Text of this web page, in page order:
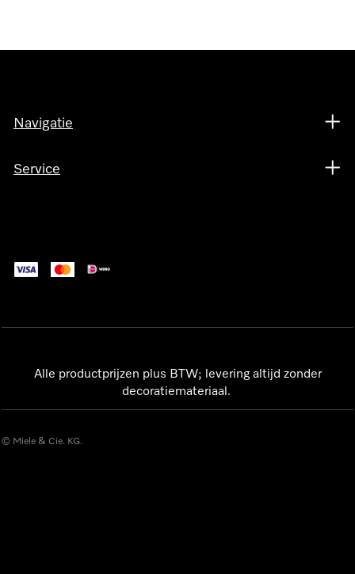
Navigatie
Service
Alle productprijzen plus BTW; levering altijd zonder
decoratiemateriaal.
© Miele & Cie. KG.